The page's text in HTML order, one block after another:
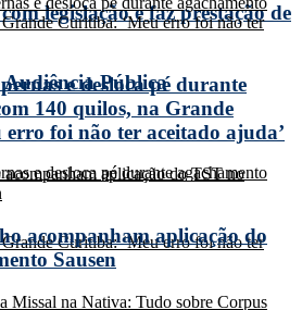
legislação e faz prestação de
Pública
e desloca pé durante
140 quilos, na Grande
foi não ter aceitado ajuda’
acompanham aplicação do
Sausen